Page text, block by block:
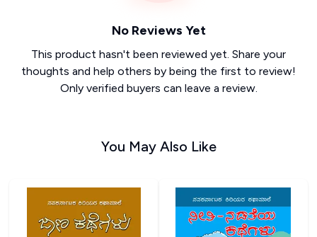
No Reviews Yet
This product hasn't been reviewed yet. Share your
thoughts and help others by being the first to review!
Only verified buyers can leave a review.
You May Also Like